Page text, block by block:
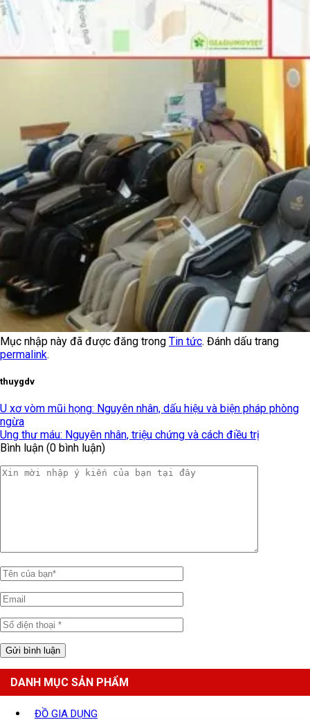
Mục nhập này đã được đăng trong Tin tức. Đánh dấu trang
permalink.
thuygdv
U xơ vòm mũi họng: Nguyên nhân, dấu hiệu và biện pháp phòng
ngừa
Ung thư máu: Nguyên nhân, triệu chứng và cách điều trị
Bình luận (0 bình luận)
DANH MỤC SẢN PHẨM
ĐỒ GIA DỤNG